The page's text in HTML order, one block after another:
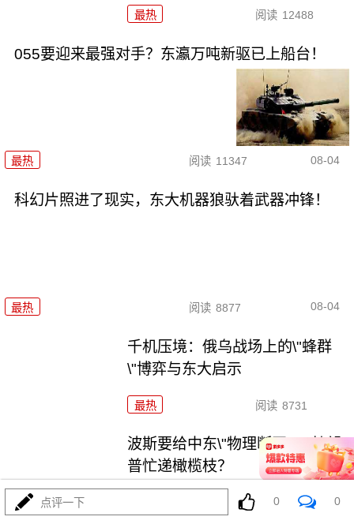
最热 阅读 12488
055要迎来最强对手？东瀛万吨新驱已上船台！
最热 阅读 11347 08-04
科幻片照进了现实，东大机器狼驮着武器冲锋！
最热 阅读 8877 08-04
千机压境：俄乌战场上的\"蜂群
\"博弈与东大启示
最热 阅读 8731
波斯要给中东\"物理断网\"，特朗
普忙递橄榄枝？
阅读 7373
点评一下 0 0